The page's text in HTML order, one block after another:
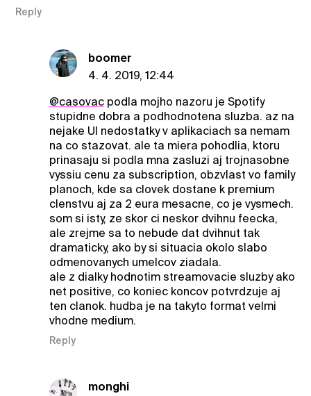
Reply
boomer
4. 4. 2019, 12:44
@casovacpodla mojho nazoru je Spotify
stupidne dobra a podhodnotena sluzba. az na
nejake UI nedostatky v aplikaciach sa nemam
na co stazovat. ale ta miera pohodlia, ktoru
prinasaju si podla mna zasluzi aj trojnasobne
vyssiu cenu za subscription, obzvlast vo family
planoch, kde sa clovek dostane k premium
clenstvu aj za 2 eura mesacne, co je vysmech.
som si isty, ze skor ci neskor dvihnu feecka,
ale zrejme sa to nebude dat dvihnut tak
dramaticky, ako by si situacia okolo slabo
odmenovanych umelcov ziadala.
ale z dialky hodnotim streamovacie sluzby ako
net positive, co koniec koncov potvrdzuje aj
ten clanok. hudba je na takyto format velmi
vhodne medium.
Reply
monghi